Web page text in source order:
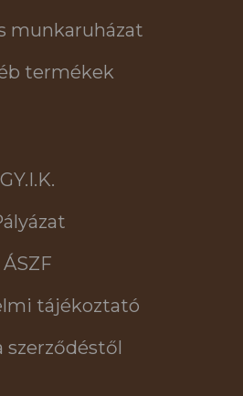
munkaruházat
termékek
GY.I.K.
ÁSZF
tájékoztató
szerződéstől